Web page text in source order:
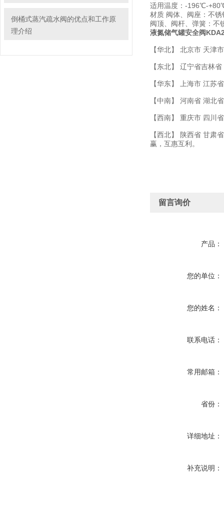
倒桶式蒸汽疏水阀的优点和工作原
理介绍
适用温度：-196℃-
材质 阀体、阀座：不
阀顶、阀杆、弹簧：不
液氮储气罐安全阀
【华北】 北京市 天津
【东北】 辽宁省吉林
【华东】 上海市 江苏
【中南】 河南省 湖北
【西南】 重庆市 四川
【西北】 陕西省 甘肃
赢，互惠互利。
留言询价
产品：
您的单位：
您的姓名：
联系电话：
常用邮箱：
省份：
详细地址：
补充说明：